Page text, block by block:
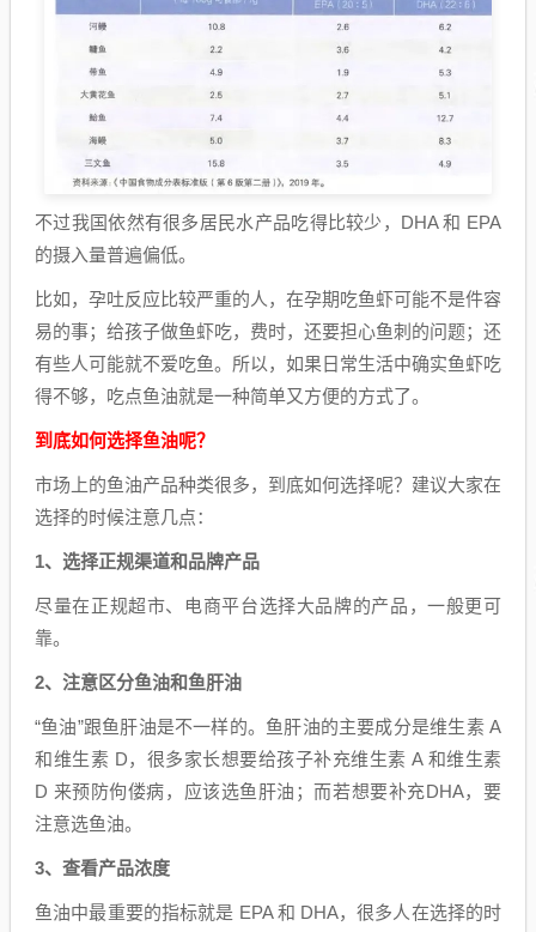
不过我国依然有很多居民水产品吃得比较少，DHA 和 EPA
的摄入量普遍偏低。
比如，孕吐反应比较严重的人，在孕期吃鱼虾可能不是件容
易的事；给孩子做鱼虾吃，费时，还要担心鱼刺的问题；还
有些人可能就不爱吃鱼。所以，如果日常生活中确实鱼虾吃
得不够，吃点鱼油就是一种简单又方便的方式了。
到底如何选择鱼油呢？
市场上的鱼油产品种类很多，到底如何选择呢？建议大家在
选择的时候注意几点：
1、选择正规渠道和品牌产品
尽量在正规超市、电商平台选择大品牌的产品，一般更可
靠。
2、注意区分鱼油和鱼肝油
“鱼油”跟鱼肝油是不一样的。鱼肝油的主要成分是维生素 A
和维生素 D，很多家长想要给孩子补充维生素 A 和维生素
D 来预防佝偻病，应该选鱼肝油；而若想要补充DHA，要
注意选鱼油。
3、查看产品浓度
鱼油中最重要的指标就是 EPA 和 DHA，很多人在选择的时